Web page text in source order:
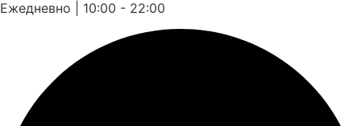
Ежедневно | 10:00 - 22:00